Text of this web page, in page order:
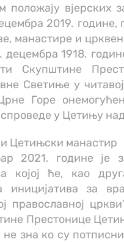
вјерских
2019.
манастире и
децембра 1918.
Скупштине
Светиње у
Горе
спроведе у Цетињу
Цетињски манастир
2021. године је
којој ће, као
иницијатива за
православној
Престонице
не зна ко су